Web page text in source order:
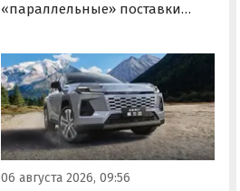
«параллельные» поставки
копией RAV4 для китайского
рынка. Там он стоит минимум 2
000 000 рублей по текущему
курсу, а у нас с учетом всех
расходов цены на них стартуют
от 3 700 000 рублей, выяснили
«Автоновости дня».
06 августа 2026, 09:56